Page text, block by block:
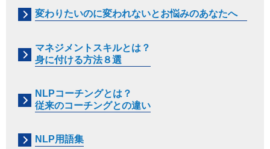
変わりたいのに変われないとお悩みのあなたへ
マネジメントスキルとは？
身に付ける方法８選
NLPコーチングとは？
従来のコーチングとの違い
NLP用語集